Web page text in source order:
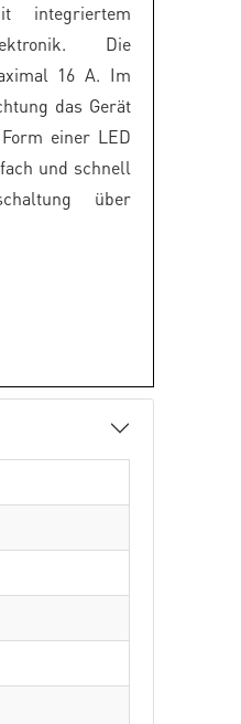
integriertem
Die
16 A. Im
das Gerät
einer LED
und schnell
über